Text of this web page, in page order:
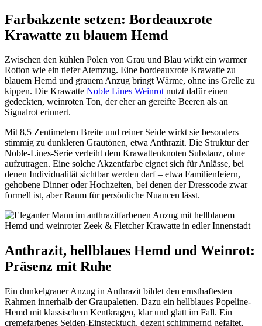
Farbakzente setzen: Bordeauxrote
Krawatte zu blauem Hemd
Zwischen den kühlen Polen von Grau und Blau wirkt ein warmer
Rotton wie ein tiefer Atemzug. Eine bordeauxrote Krawatte zu
blauem Hemd und grauem Anzug bringt Wärme, ohne ins Grelle zu
kippen. Die Krawatte Noble Lines Weinrotnutzt dafür einen
gedeckten, weinroten Ton, der eher an gereifte Beeren als an
Signalrot erinnert.
Mit 8,5 Zentimetern Breite und reiner Seide wirkt sie besonders
stimmig zu dunkleren Grautönen, etwa Anthrazit. Die Struktur der
Noble-Lines-Serie verleiht dem Krawattenknoten Substanz, ohne
aufzutragen. Eine solche Akzentfarbe eignet sich für Anlässe, bei
denen Individualität sichtbar werden darf – etwa Familienfeiern,
gehobene Dinner oder Hochzeiten, bei denen der Dresscode zwar
formell ist, aber Raum für persönliche Nuancen lässt.
Anthrazit, hellblaues Hemd und Weinrot:
Präsenz mit Ruhe
Ein dunkelgrauer Anzug in Anthrazit bildet den ernsthaftesten
Rahmen innerhalb der Graupaletten. Dazu ein hellblaues Popeline-
Hemd mit klassischem Kentkragen, klar und glatt im Fall. Ein
cremefarbenes Seiden-Einstecktuch, dezent schimmernd gefaltet,